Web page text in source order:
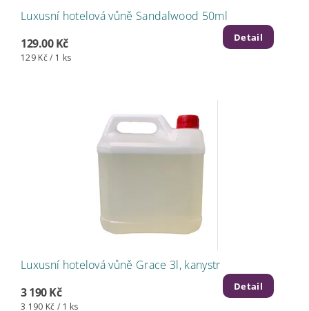
Luxusní hotelová vůně Sandalwood 50ml
129.00 Kč
129 Kč / 1 ks
Detail
Luxusní hotelová vůně Grace 3l, kanystr
3 190 Kč
3 190 Kč / 1 ks
Detail